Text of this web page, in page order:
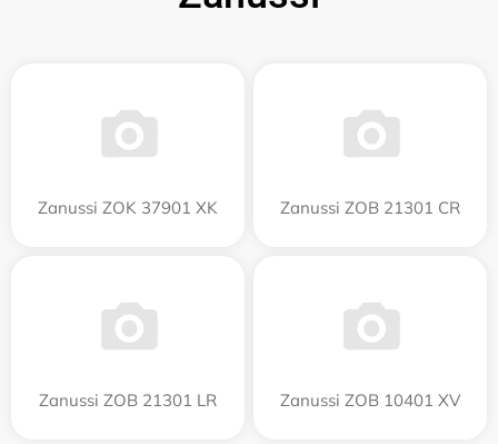
Zanussi ZOK 37901 XK Zanussi ZOB 21301 CR
Zanussi ZOB 21301 LR Zanussi ZOB 10401 XV